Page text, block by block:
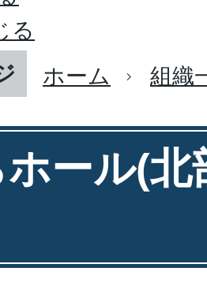
る
ホーム 組織
ホール(